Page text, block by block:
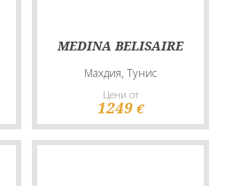
MEDINA BELISAIRE
Махдия, Тунис
Цени от
1249 €